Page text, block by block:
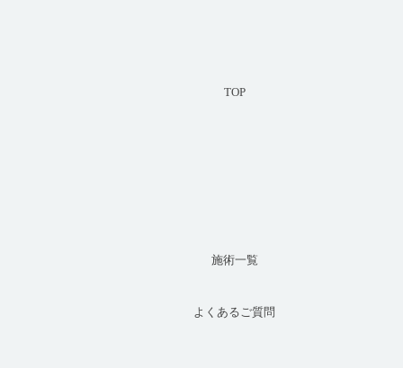
TOP
施術一覧
よくあるご質問